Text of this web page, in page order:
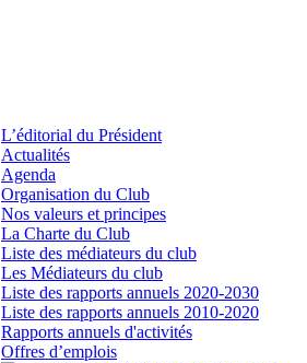
L’éditorial du Président
Actualités
Agenda
Organisation du Club
Nos valeurs et principes
La Charte du Club
Liste des médiateurs du club
Les Médiateurs du club
Liste des rapports annuels 2020-2030
Liste des rapports annuels 2010-2020
Rapports annuels d'activités
Offres d’emplois